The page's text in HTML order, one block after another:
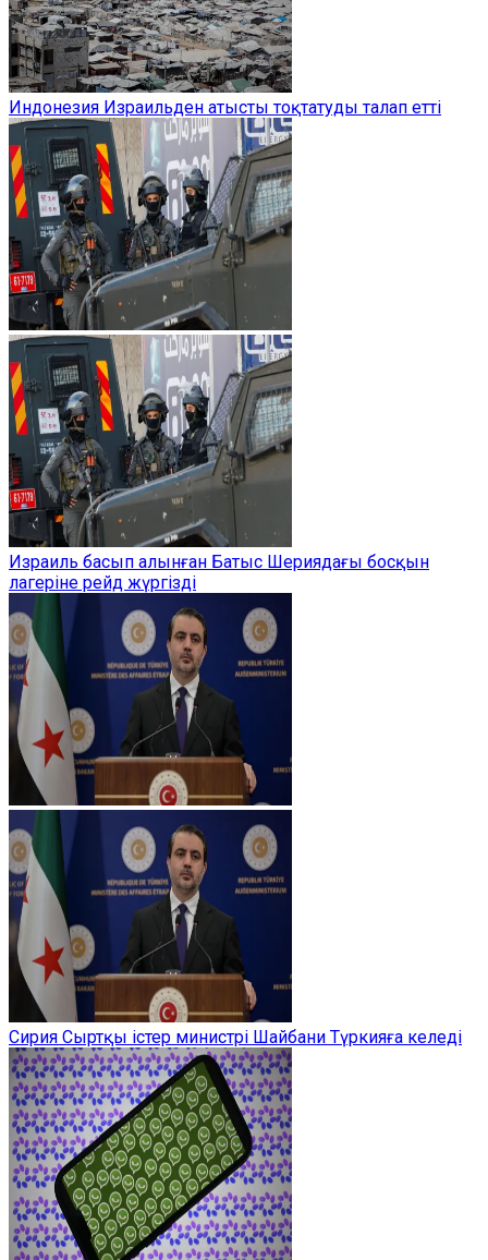
Индонезия Израильден атысты тоқтатуды талап етті
Израиль басып алынған Батыс Шериядағы босқын
лагеріне рейд жүргізді
Сирия Сыртқы істер министрі Шайбани Түркияға келеді